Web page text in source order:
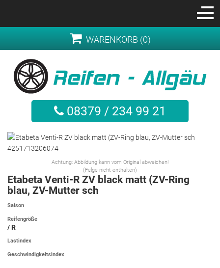
WARENKORB (0)
08379 / 234 99 21
Achtung: Abbildung kann vom Original abweichen!
(Felge nicht enthalten)
Etabeta Venti-R ZV black matt (ZV-Ring
blau, ZV-Mutter sch
Saison
Reifengröße
/ R
Lastindex
Geschwindigkeitsindex